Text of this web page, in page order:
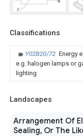
Classifications
Y02B20/72 Energy
e.g. halogen lamps or
lighting
Landscapes
Arrangement Of
Sealing, Or The